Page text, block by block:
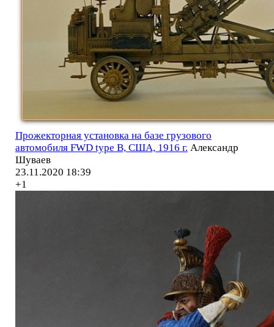
Прожекторная установка на базе грузового
автомобиля FWD type B, США, 1916 г. Александр
Шуваев
23.11.2020 18:39
+1